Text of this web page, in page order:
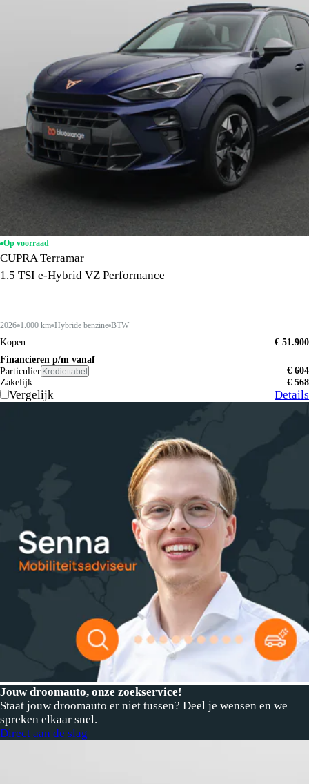
Op voorraad
CUPRA Terramar
1.5 TSI e-Hybrid VZ Performance
2026 1.000 km Hybride benzine BTW
Kopen
€ 51.900
Financieren p/m vanaf
Particulier Krediettabel
€ 604
Zakelijk
€ 568
Vergelijk Details
Jouw droomauto, onze zoekservice!
Staat jouw droomauto er niet tussen? Deel je wensen en we
spreken elkaar snel.
Direct aan de slag